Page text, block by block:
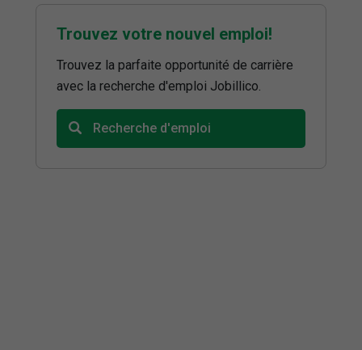
Trouvez votre nouvel emploi!
Trouvez la parfaite opportunité de carrière
avec la recherche d'emploi Jobillico.
Recherche d'emploi